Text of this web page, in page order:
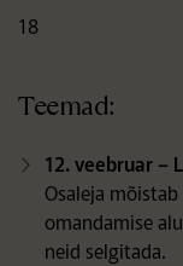
18
Teemad:
12. veebruar –
Osaleja
omandamise
neid selgitada.